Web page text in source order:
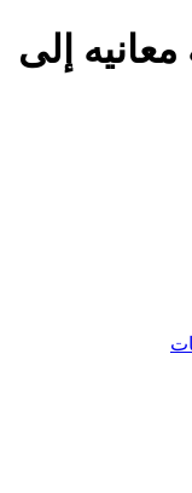
إلى